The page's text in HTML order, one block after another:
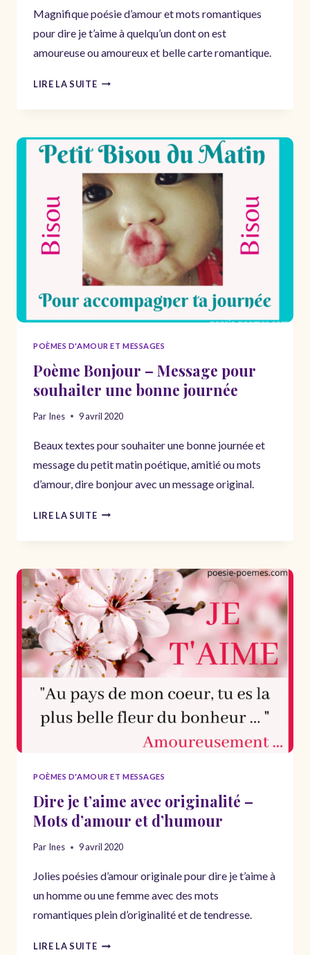
Magnifique poésie d’amour et mots romantiques
pour dire je t’aime à quelqu’un dont on est
amoureuse ou amoureux et belle carte romantique.
LIRE LA SUITEJE
AMOUR
MESSAGE
AMOUREUX
POÈMES D'AMOUR ET MESSAGES
Poème Bonjour – Message pour
souhaiter une bonne journée
Par Ines 9 avril 2020
Beaux textes pour souhaiter une bonne journée et
message du petit matin poétique, amitié ou mots
d’amour, dire bonjour avec un message original.
LIRE LA SUITEPOÈME
POUR
SOUHAITER
UNE
BONNE
JOURNÉE
POÈMES D'AMOUR ET MESSAGES
Dire je t’aime avec originalité –
Mots d’amour et d’humour
Par Ines 9 avril 2020
Jolies poésies d’amour originale pour dire je t’aime à
un homme ou une femme avec des mots
romantiques plein d’originalité et de tendresse.
LIRE LA SUITEDIRE